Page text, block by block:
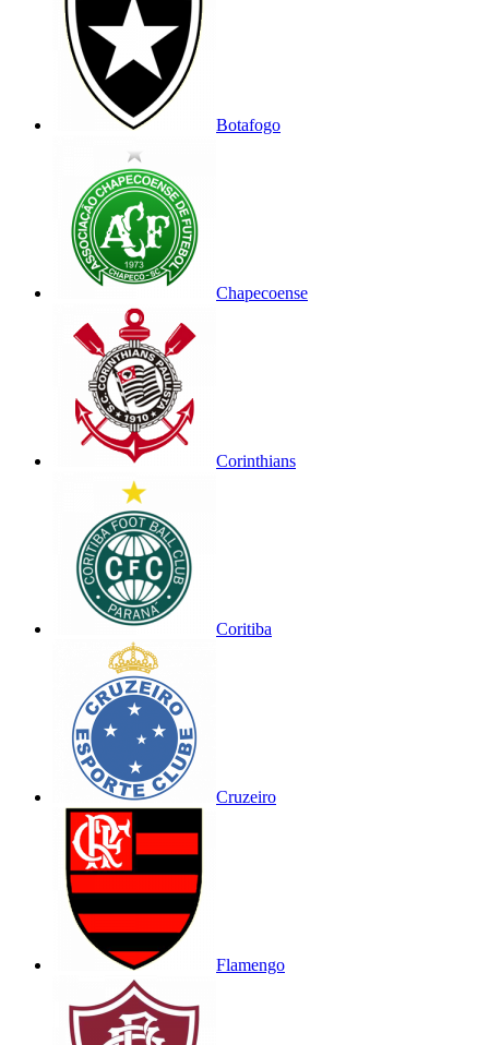
Botafogo
Chapecoense
Corinthians
Coritiba
Cruzeiro
Flamengo